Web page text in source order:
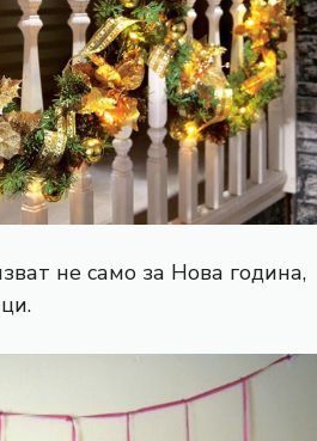
не само за Нова година,